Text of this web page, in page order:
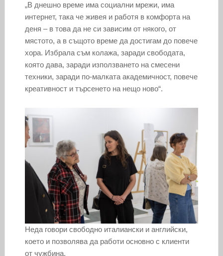
„В днешно време има социални мрежи, има
интернет, така че живея и работя в комфорта на
деня – в това да не си зависим от някого, от
мястото, а в същото време да достигам до повече
хора. Избрала съм колажа, заради свободата,
която дава, заради използването на смесени
техники, заради по-малката академичност, повече
креативност и търсенето на нещо ново“.
Неда говори свободно италиански и английски,
което и позволява да работи основно с клиенти
от чужбина.